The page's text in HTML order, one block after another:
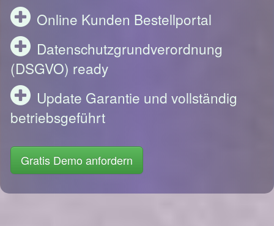
Online Kunden Bestellportal
Datenschutzgrundverordnung
(DSGVO) ready
Update Garantie und vollständig
betriebsgeführt
Gratis Demo anfordern